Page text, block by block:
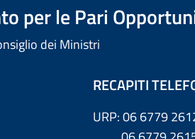
per le Pari
dei Ministri
RECAPITI
URP: 06 6779